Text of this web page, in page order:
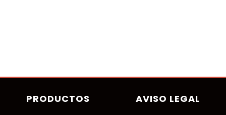
PRODUCTOS AVISO LEGAL